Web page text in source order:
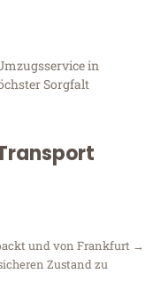
in
Sorgfalt
und von Frankfurt →
Zustand zu